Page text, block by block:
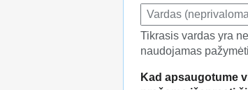
Tikrasis vardas yra
naudojamas
Kad apsaugotume